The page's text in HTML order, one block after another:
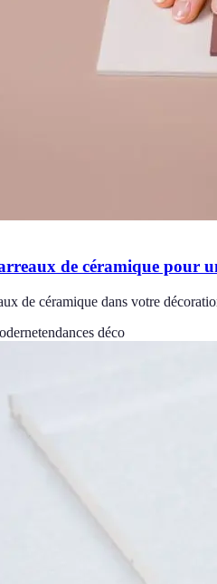
de céramique pour
de céramique dans votre
tendances déco